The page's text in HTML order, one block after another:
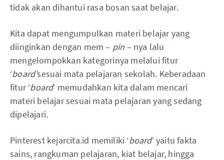
tidak akan dihantui rasa bosan saat belajar.
Kita dapat mengumpulkan materi belajar yang
diinginkan dengan mem – pin – nya lalu
mengelompokkan kategorinya melalui fitur
‘board’sesuai mata pelajaran sekolah. Keberadaan
fitur ‘board’ memudahkan kita dalam mencari
materi belajar sesuai mata pelajaran yang sedang
dipelajari.
Pinterest kejarcita.id memiliki ‘board’ yaitu fakta
sains, rangkuman pelajaran, kiat belajar, hingga